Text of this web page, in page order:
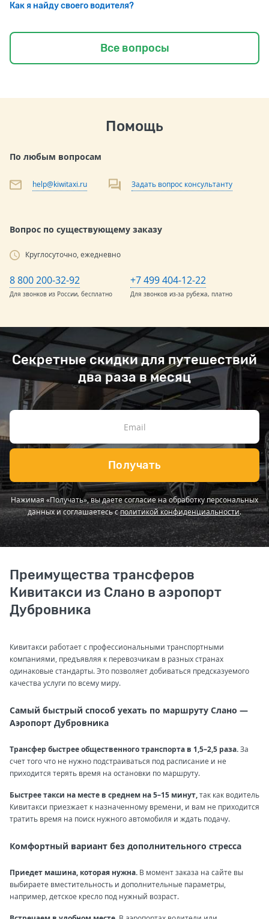
Как я найду своего водителя?
Все вопросы
Помощь
По любым вопросам
help@kiwitaxi.ru Задать вопрос консультанту
Вопрос по существующему заказу
Круглосуточно, ежедневно
8 800 200-32-92
Для звонков из России, бесплатно
+7 499 404-12-22
Для звонков из-за рубежа, платно
Секретные скидки для путешествий
два раза в месяц
Получать
Нажимая «Получать», вы даете согласие на обработку персональных
данных и соглашаетесь сполитикой конфиденциальности.
Преимущества трансферов
Кивитакси из Слано в аэропорт
Дубровника
Кивитакси работает с профессиональными транспортными
компаниями, предъявляя к перевозчикам в разных странах
одинаковые стандарты. Это позволяет добиваться предсказуемого
качества услуги по всему миру.
Самый быстрый способ уехать по маршруту Слано —
Аэропорт Дубровника
Трансфер быстрее общественного транспорта в 1,5–2,5 раза.За
счет того что не нужно подстраиваться под расписание и не
приходится терять время на остановки по маршруту.
Быстрее такси на месте в среднем на 5–15 минут,так как водитель
Кивитакси приезжает к назначенному времени, и вам не приходится
тратить время на поиск нужного автомобиля и ждать подачу.
Комфортный вариант без дополнительного стресса
Приедет машина, которая нужна. В момент заказа на сайте вы
выбираете вместительность и дополнительные параметры,
например, детское кресло под нужный возраст.